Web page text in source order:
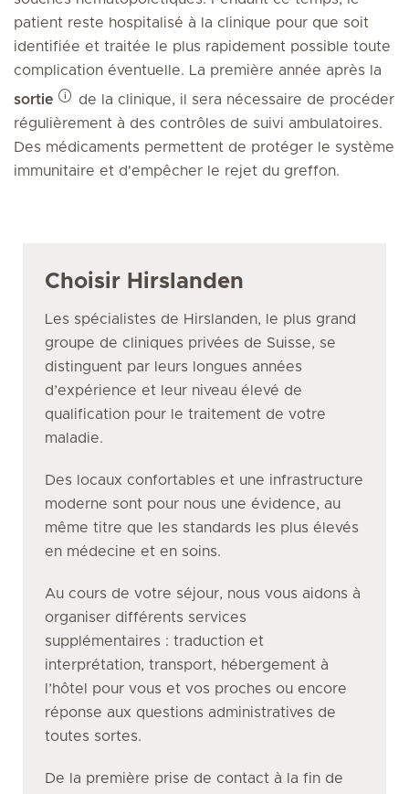
patient reste hospitalisé à la clinique pour que soit
identifiée et traitée le plus rapidement possible toute
complication éventuelle. La première année après la
sortie
de la clinique, il sera nécessaire de procéder
régulièrement à des contrôles de suivi ambulatoires.
Des médicaments permettent de protéger le système
immunitaire et d'empêcher le rejet du greffon.
Choisir Hirslanden
Les spécialistes de Hirslanden, le plus grand
groupe de cliniques privées de Suisse, se
distinguent par leurs longues années
d’expérience et leur niveau élevé de
qualification pour le traitement de votre
maladie.
Des locaux confortables et une infrastructure
moderne sont pour nous une évidence, au
même titre que les standards les plus élevés
en médecine et en soins.
Au cours de votre séjour, nous vous aidons à
organiser différents services
supplémentaires : traduction et
interprétation, transport, hébergement à
l’hôtel pour vous et vos proches ou encore
réponse aux questions administratives de
toutes sortes.
De la première prise de contact à la fin de